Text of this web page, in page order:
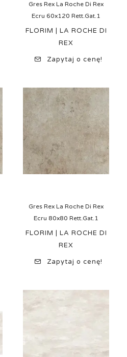
Gres Rex La Roche Di Rex
Ecru 60x120 Rett.Gat.1
FLORIM | LA ROCHE DI
REX
Zapytaj o cenę!
Gres Rex La Roche Di Rex
Ecru 80x80 Rett.Gat.1
FLORIM | LA ROCHE DI
REX
Zapytaj o cenę!